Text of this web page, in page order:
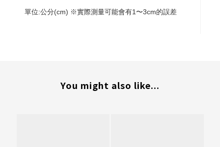
單位:公分(cm) ※實際測量可能會有1〜3cm的誤差
You might also like...